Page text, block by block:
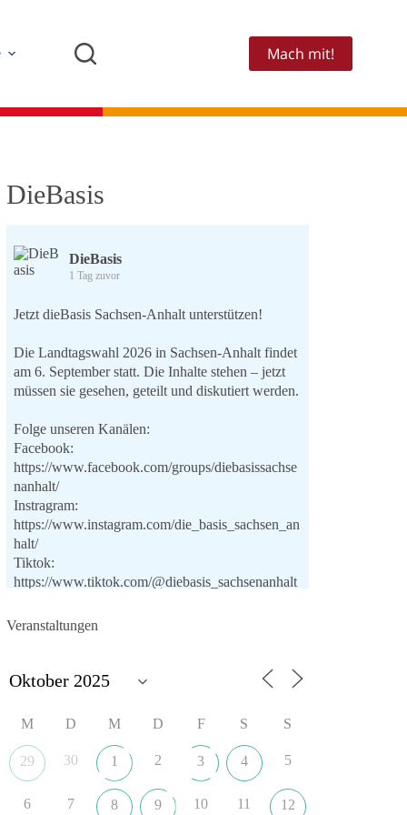
Mach mit!
DieBasis
DieBasis
1 Tag zuvor
Jetzt dieBasis Sachsen-Anhalt unterstützen!
Die Landtagswahl 2026 in Sachsen-Anhalt findet
am 6. September statt. Die Inhalte stehen – jetzt
müssen sie gesehen, geteilt und diskutiert werden.
Folge unseren Kanälen:
Facebook:
https://www.facebook.com/groups/diebasissachse
nanhalt/
Instragram:
https://www.instagram.com/die_basis_sachsen_an
halt/
Tiktok:
https://www.tiktok.com/@diebasis_sachsenanhalt
Youtube:
🟩🟩🟦🟦🟥🟥🟧🟧
Like, teile und kommentiere unsere Beiträge,
wir stehen und warum es sich lohnt, dieBasis zu
wählen.
https://diebasis-st.de/wahlprogramm/
Veranstaltungen
M D M D F S S
29 30 1 2 3 4 5
6 7 8 9 10 11 12